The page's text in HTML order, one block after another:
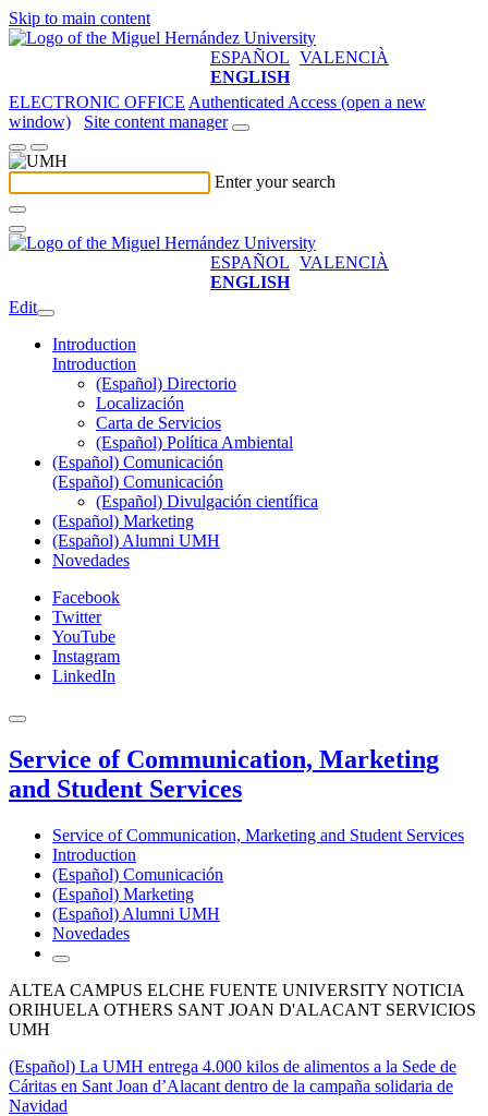
Skip to main content
ESPAÑOL VALENCIÀ
ENGLISH
ELECTRONIC OFFICE Authenticated Access (open a new
window)
Site content manager
Enter your search
ESPAÑOL VALENCIÀ
ENGLISH
Edit
Introduction
Introduction
(Español) Directorio
Localización
Carta de Servicios
(Español) Política Ambiental
(Español) Comunicación
(Español) Comunicación
(Español) Divulgación científica
(Español) Marketing
(Español) Alumni UMH
Novedades
Facebook
Twitter
YouTube
Instagram
LinkedIn
Service of Communication, Marketing
and Student Services
Service of Communication, Marketing and Student Services
Introduction
(Español) Comunicación
(Español) Marketing
(Español) Alumni UMH
Novedades
ALTEA CAMPUS ELCHE FUENTE UNIVERSITY NOTICIA
ORIHUELA OTHERS SANT JOAN D'ALACANT SERVICIOS
UMH
(Español) La UMH entrega 4.000 kilos de alimentos a la Sede de
Cáritas en Sant Joan d’Alacant dentro de la campaña solidaria de
Navidad